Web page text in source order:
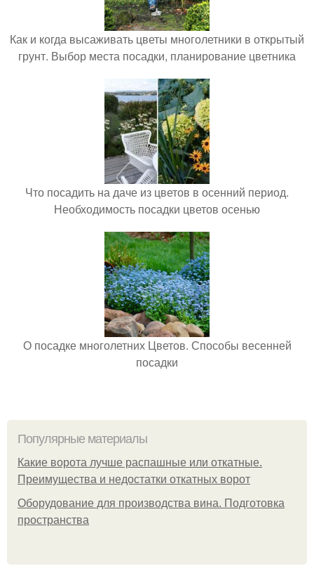
Как и когда высаживать цветы многолетники в открытый
грунт. Выбор места посадки, планирование цветника
Что посадить на даче из цветов в осенний период.
Необходимость посадки цветов осенью
О посадке многолетних Цветов. Способы весенней
посадки
Популярные материалы
Какие ворота лучше распашные или откатные.
Преимущества и недостатки откатных ворот
Оборудование для производства вина. Подготовка
пространства